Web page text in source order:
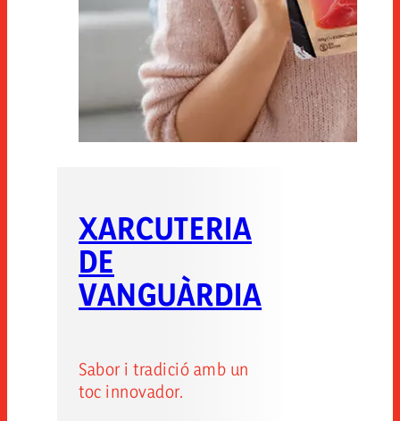
XARCUTERIA
DE
VANGUÀRDIA
Sabor i tradició amb un
toc innovador.